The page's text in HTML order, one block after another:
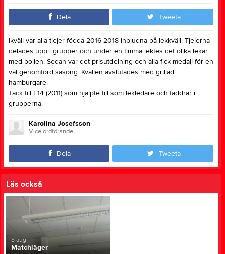
Dela Tweeta
Ikväll var alla tjejer födda 2016-2018 inbjudna på lekkväll. Tjejerna
delades upp i grupper och under en timma lektes det olika lekar
med bollen. Sedan var det prisutdelning och alla fick medalj för en
väl genomförd säsong. Kvällen avslutades med grillad
hamburgare.
Tack till F14 (2011) som hjälpte till som lekledare och faddrar i
grupperna.
Karolina Josefsson
Vice ordförande
Dela Tweeta
Läs också
8 aug
Matchläger